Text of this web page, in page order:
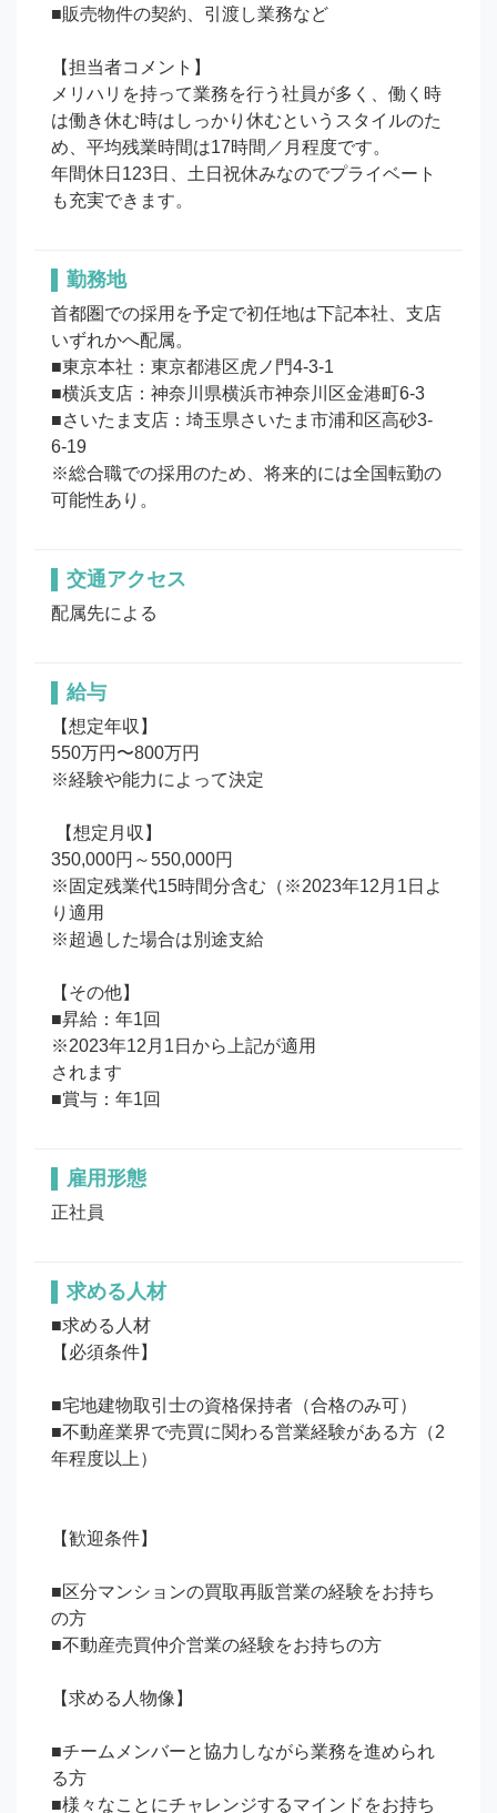
■販売物件の契約、引渡し業務など
【担当者コメント】
メリハリを持って業務を行う社員が多く、働く時
は働き休む時はしっかり休むというスタイルのた
め、平均残業時間は17時間／月程度です。
年間休日123日、土日祝休みなのでプライベート
も充実できます。
勤務地
首都圏での採用を予定で初任地は下記本社、支店
いずれかへ配属。
■東京本社：東京都港区虎ノ門4-3-1
■横浜支店：神奈川県横浜市神奈川区金港町6-3
■さいたま支店：埼玉県さいたま市浦和区高砂3-
6-19
※総合職での採用のため、将来的には全国転勤の
可能性あり。
交通アクセス
配属先による
給与
【想定年収】
550万円〜800万円
※経験や能力によって決定
350,000円～550,000円
※固定残業代15時間分含む（※2023年12月1日よ
り適用
※超過した場合は別途支給
【その他】
■昇給：年1回
※2023年12月1日から上記が適用
されます
■賞与：年1回
雇用形態
正社員
求める人材
■求める人材
【必須条件】
■宅地建物取引士の資格保持者（合格のみ可）
■不動産業界で売買に関わる営業経験がある方（2
年程度以上）
【歓迎条件】
■区分マンションの買取再販営業の経験をお持ち
の方
■不動産売買仲介営業の経験をお持ちの方
【求める人物像】
■チームメンバーと協力しながら業務を進められ
る方
■様々なことにチャレンジするマインドをお持ち